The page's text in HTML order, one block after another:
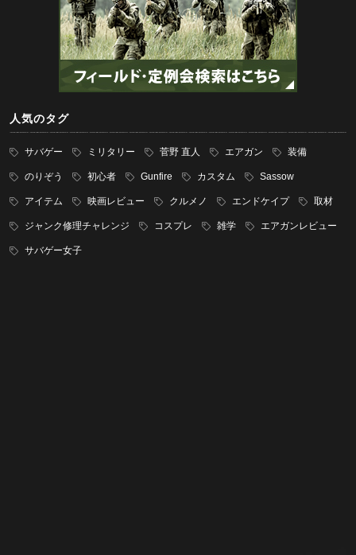
人気のタグ
サバゲー ミリタリー 菅野 直人 エアガン 装備
のりぞう 初心者 Gunfire カスタム Sassow
アイテム 映画レビュー クルメノ エンドケイプ 取材
ジャンク修理チャレンジ コスプレ 雑学 エアガンレビュー
サバゲー女子